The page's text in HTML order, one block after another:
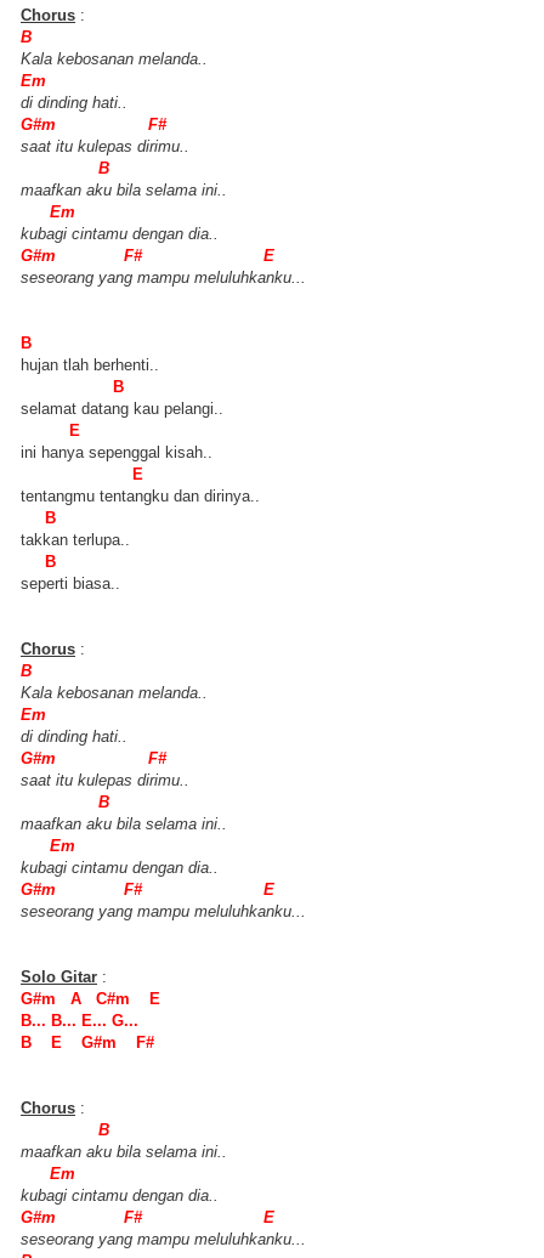
Chorus :
B
Kala kebosanan melanda..
Em
di dinding hati..
G#m F#
saat itu kulepas dirimu..
B
maafkan aku bila selama ini..
Em
kubagi cintamu dengan dia..
G#m F# E
seseorang yang mampu meluluhkanku...
B
hujan tlah berhenti..
B
selamat datang kau pelangi..
E
ini hanya sepenggal kisah..
E
tentangmu tentangku dan dirinya..
B
takkan terlupa..
B
seperti biasa..
Chorus :
B
Kala kebosanan melanda..
Em
di dinding hati..
G#m F#
saat itu kulepas dirimu..
B
maafkan aku bila selama ini..
Em
kubagi cintamu dengan dia..
G#m F# E
seseorang yang mampu meluluhkanku...
Solo Gitar :
G#m A C#m E
B... B... E... G...
B E G#m F#
Chorus :
B
maafkan aku bila selama ini..
Em
kubagi cintamu dengan dia..
G#m F# E
seseorang yang mampu meluluhkanku...